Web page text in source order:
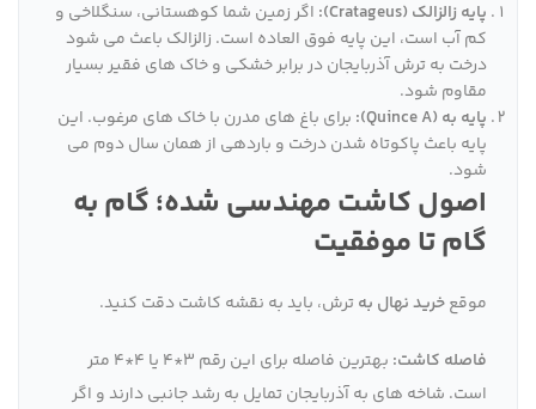
پایه زالزالک (Cratageus):
اگر زمین شما کوهستانی، سنگلاخی و
کم آب است، این پایه فوق العاده است. زالزالک باعث می شود
درخت به ترش آذربایجان در برابر خشکی و خاک های فقیر بسیار
مقاوم شود.
پایه به (Quince A):
برای باغ های مدرن با خاک های مرغوب. این
پایه باعث پاکوتاه شدن درخت و باردهی از همان سال دوم می
شود.
اصول کاشت مهندسی شده؛ گام به
گام تا موفقیت
موقعخرید نهال بهترش، باید به نقشه کاشت دقت کنید.
فاصله کاشت:
بهترین فاصله برای این رقم ۳*۴ یا ۴*۴ متر
است. شاخه های به آذربایجان تمایل به رشد جانبی دارند و اگر